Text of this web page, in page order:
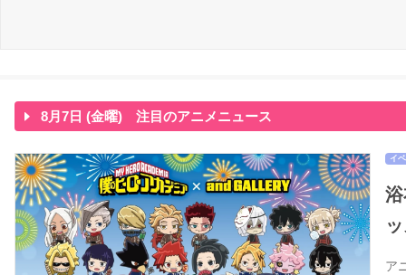
8月7日 (金曜) 注目のアニメニュース
イ
ア